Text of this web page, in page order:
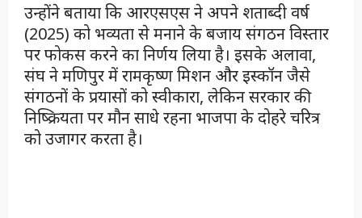
उन्होंने बताया कि आरएसएस ने अपने शताब्दी वर्ष
(2025) को भव्यता से मनाने के बजाय संगठन विस्तार
पर फोकस करने का निर्णय लिया है। इसके अलावा,
संघ ने मणिपुर में रामकृष्ण मिशन और इस्कॉन जैसे
संगठनों के प्रयासों को स्वीकारा, लेकिन सरकार की
निष्क्रियता पर मौन साधे रहना भाजपा के दोहरे चरित्र
को उजागर करता है।